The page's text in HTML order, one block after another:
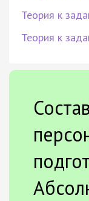
Теория к
Теория к